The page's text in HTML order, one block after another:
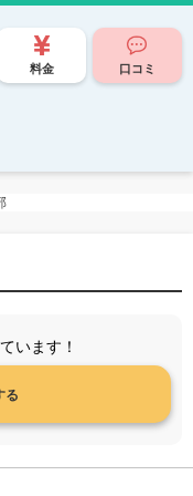
料金 口コミ
います！
る